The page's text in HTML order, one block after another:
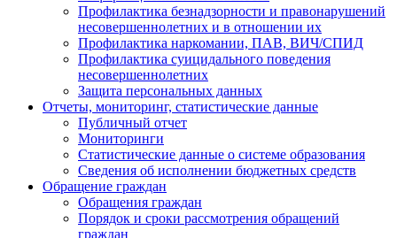
Профилактика безнадзорности и правонарушений
несовершеннолетних и в отношении их
Профилактика наркомании, ПАВ, ВИЧ/СПИД
Профилактика суицидального поведения
несовершеннолетних
Защита персональных данных
Отчеты, мониторинг, статистические данные
Публичный отчет
Мониторинги
Статистические данные о системе образования
Сведения об исполнении бюджетных средств
Обращение граждан
Обращения граждан
Порядок и сроки рассмотрения обращений
граждан